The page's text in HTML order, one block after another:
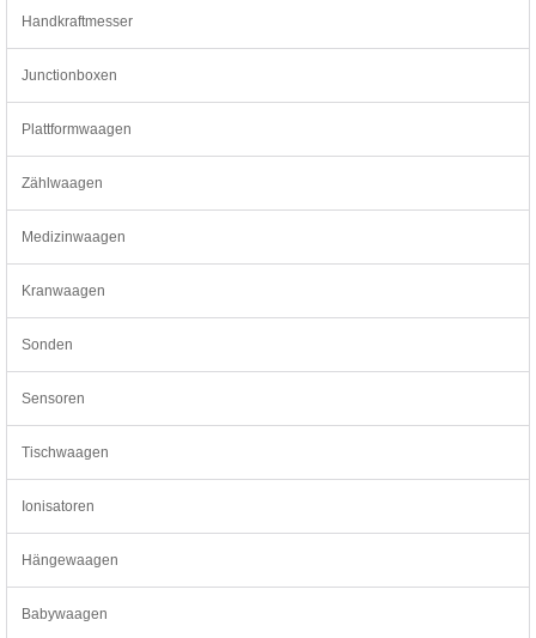
Handkraftmesser
Junctionboxen
Plattformwaagen
Zählwaagen
Medizinwaagen
Kranwaagen
Sonden
Sensoren
Tischwaagen
Ionisatoren
Hängewaagen
Babywaagen